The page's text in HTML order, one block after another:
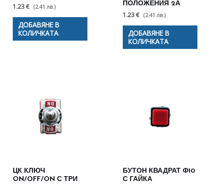
1.23 € (2.41 лв.)
ДОБАВЯНЕ В
КОЛИЧКАТА
ПОЛОЖЕНИЯ 2А
1.23 € (2.41 лв.)
ДОБАВЯНЕ В
КОЛИЧКАТА
ЦК КЛЮЧ
ON/OFF/ON С ТРИ
БУТОН КВАДРАТ Ф10
С ГАЙКА